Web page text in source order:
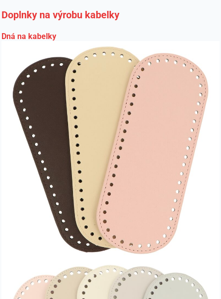
Doplnky na výrobu kabelky
Dná na kabelky